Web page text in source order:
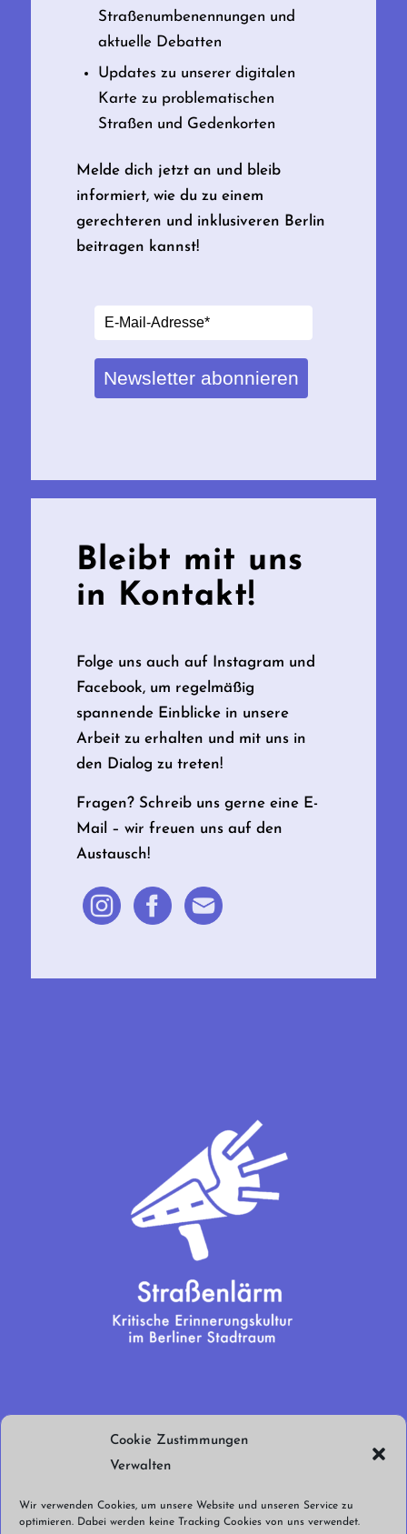
Cookie Zustimmungen
Verwalten
Wir verwenden Cookies, um unsere Website und unseren Service zu
optimieren. Dabei werden keine Tracking Cookies von uns verwendet.
Straßenumbenennungen und
aktuelle Debatten
Updates zu unserer digitalen
Karte zu problematischen
Straßen und Gedenkorten
Melde dich jetzt an und bleib
informiert, wie du zu einem
gerechteren und inklusiveren Berlin
beitragen kannst!
Newsletter abonnieren
Bleibt mit uns
in Kontakt!
Folge uns auch auf Instagram und
Facebook, um regelmäßig
spannende Einblicke in unsere
Arbeit zu erhalten und mit uns in
den Dialog zu treten!
Fragen? Schreib uns gerne eine E-
Mail – wir freuen uns auf den
Austausch!
Wir brauchen
euren Support!
Jetzt spenden!